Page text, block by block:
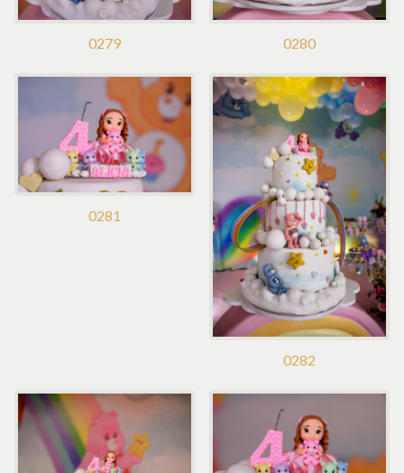
0279 0280
0281
0282